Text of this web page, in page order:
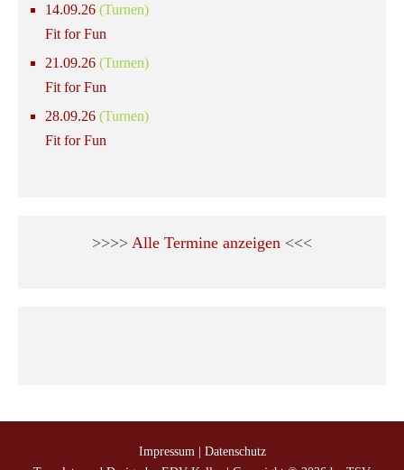
14.09.26 (Turnen)
Fit for Fun
21.09.26 (Turnen)
Fit for Fun
28.09.26 (Turnen)
Fit for Fun
>>>> Alle Termine anzeigen <<<
Impressum
Datenschutz